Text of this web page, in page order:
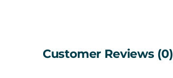
Customer Reviews (0)